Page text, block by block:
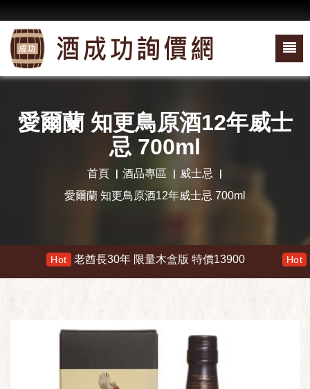
愛爾蘭 知更鳥原酒12年威士
忌 700ml
首頁 酒品專區
威士忌
愛爾蘭 知更鳥原酒12年威士忌 700ml
老酋長30年 限量木盒版 特價13900 響